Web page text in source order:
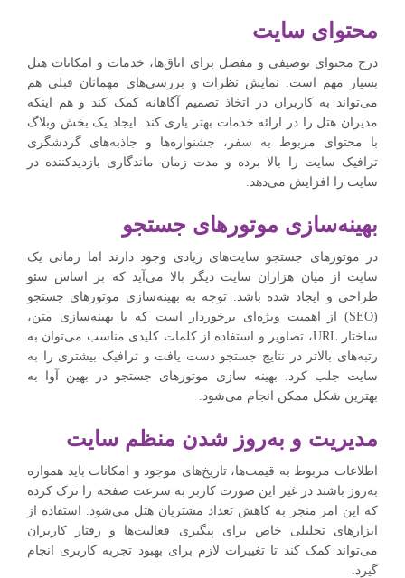
محتوای سایت
درج محتوای توصیفی و مفصل برای اتاق‌ها، خدمات و امکانات هتل
بسیار مهم است. نمایش نظرات و بررسی‌های مهمانان قبلی هم
می‌تواند به کاربران در اتخاذ تصمیم آگاهانه کمک کند و هم اینکه
مدیران هتل را در ارائه خدمات بهتر یاری کند. ایجاد یک بخش وبلاگ
با محتوای مربوط به سفر، جشنواره‌ها و جاذبه‌های گردشگری
ترافیک سایت را بالا برده و مدت زمان ماندگاری بازدیدکننده در
سایت را افزایش می‌دهد.‌
بهینه‌سازی موتورهای جستجو
در موتورهای جستجو سایت‌های زیادی وجود دارند اما زمانی یک
سایت از میان هزاران سایت دیگر بالا می‌آید که بر اساس سئو
طراحی و ایجاد شده باشد. توجه به بهینه‌سازی موتورهای جستجو
(SEO) از اهمیت ویژه‌ای برخوردار است که با بهینه‌سازی متن،
ساختار URL، تصاویر و استفاده از کلمات کلیدی مناسب می‌توان به
رتبه‌های بالاتر در نتایج جستجو دست یافت و ترافیک بیشتری را به
سایت جلب کرد. بهینه سازی موتورهای جستجو در بهین آوا به
بهترین شکل ممکن انجام می‌شود.
مدیریت و به‌روز شدن منظم سایت
اطلاعات مربوط به قیمت‌ها، تاریخ‌های موجود و امکانات باید همواره
به‌روز باشند در غیر این صورت کاربر به سرعت صفحه را ترک کرده
که این امر منجر به کاهش تعداد مشتریان هتل می‌شود. استفاده از
ابزارهای تحلیلی خاص برای پیگیری فعالیت‌ها و رفتار کاربران
می‌تواند کمک کند تا تغییرات لازم برای بهبود تجربه کاربری انجام
گیرد.